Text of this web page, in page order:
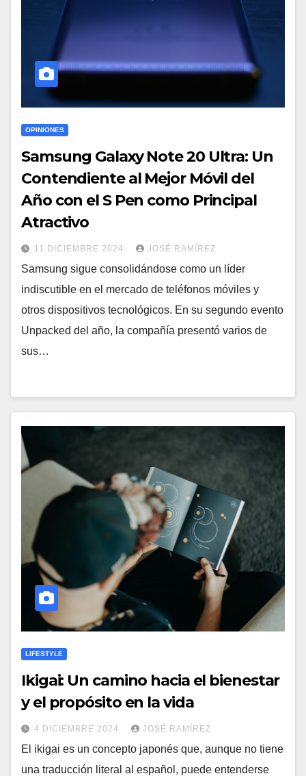
OPINIONES
Samsung Galaxy Note 20 Ultra: Un
Contendiente al Mejor Móvil del
Año con el S Pen como Principal
Atractivo
11 DICIEMBRE 2024 JOSÉ RAMÍREZ
Samsung sigue consolidándose como un líder
indiscutible en el mercado de teléfonos móviles y
otros dispositivos tecnológicos. En su segundo evento
Unpacked del año, la compañía presentó varios de
sus…
LIFESTYLE
Ikigai: Un camino hacia el bienestar
y el propósito en la vida
4 DICIEMBRE 2024 JOSÉ RAMÍREZ
El ikigai es un concepto japonés que, aunque no tiene
una traducción literal al español, puede entenderse